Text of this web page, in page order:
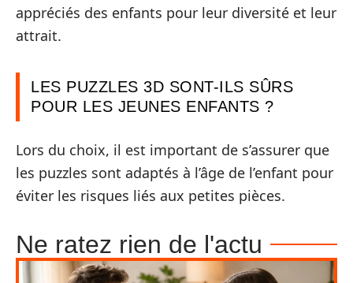
appréciés des enfants pour leur diversité et leur
attrait.
LES PUZZLES 3D SONT-ILS SÛRS
POUR LES JEUNES ENFANTS ?
Lors du choix, il est important de s’assurer que
les puzzles sont adaptés à l’âge de l’enfant pour
éviter les risques liés aux petites pièces.
Ne ratez rien de l'actu